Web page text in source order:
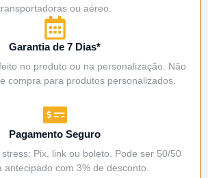
ou aéreo.
Garantia de 7 Dias*
no produto ou na personalização. Não
compra para produtos personalizados.
Pagamento Seguro
Pix, link ou boleto. Pode ser 50/50
antecipado com 3% de desconto.